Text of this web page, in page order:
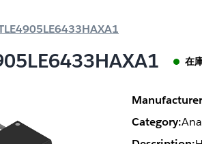
在
Category: